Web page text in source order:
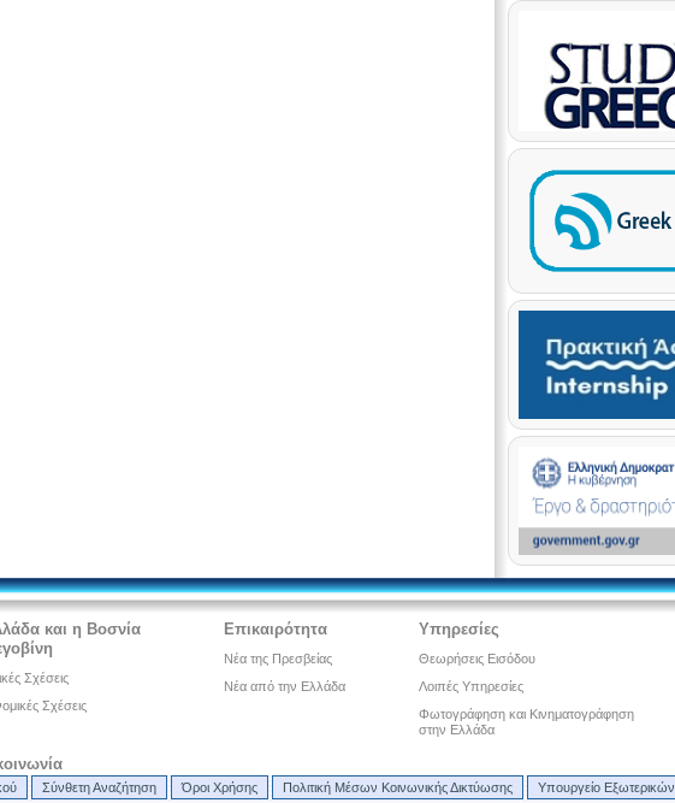
και η Βοσνία
Σχέσεις
Σχέσεις
Επικαιρότητα
Νέα της Πρεσβείας
Νέα από την Ελλάδα
Υπηρεσίες
Θεωρήσεις Εισόδου
Λοιπές Υπηρεσίες
Φωτογράφηση και Κινηματογράφηση
στην Ελλάδα
Σύνθετη Αναζήτηση Όροι Χρήσης Πολιτική Μέσων Κοινωνικής Δικτύωσης Υπουργείο Εξωτερικών